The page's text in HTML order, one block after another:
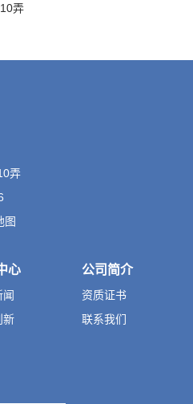
弄
弄
图
心
闻
新
公司简介
资质证书
联系我们